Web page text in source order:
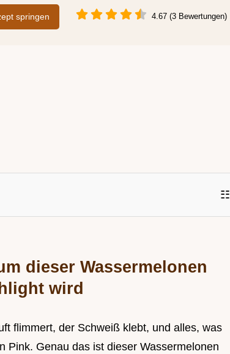
springen 4.67 (3 Bewertungen)
☷
dieser Wassermelonen
wird
flimmert, der Schweiß klebt, und alles, was
Pink. Genau das ist dieser Wassermelonen